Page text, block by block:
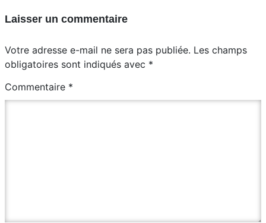
Laisser un commentaire
Votre adresse e-mail ne sera pas publiée. Les champs
obligatoires sont indiqués avec *
Commentaire *